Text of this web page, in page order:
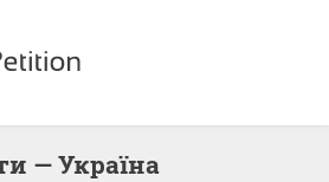
— Україна